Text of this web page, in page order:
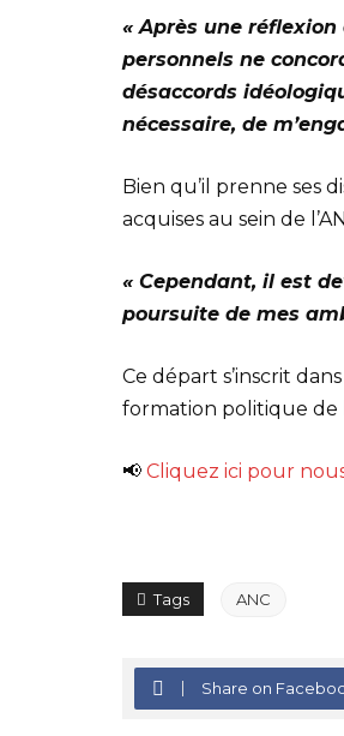
« Après une
personnels ne
désaccords
nécessaire, de
Bien qu’il prenne ses
acquises au sein de
« Cependant, il est
poursuite de mes
Ce départ s’inscrit
formation politique de
📢 Cliquez ici pour
Tags ANC
Share on